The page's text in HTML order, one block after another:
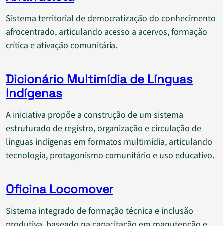
Sistema territorial de democratização do conhecimento
afrocentrado, articulando acesso a acervos, formação
crítica e ativação comunitária.
Dicionário Multimídia de Línguas
Indígenas
A iniciativa propõe a construção de um sistema
estruturado de registro, organização e circulação de
línguas indígenas em formatos multimídia, articulando
tecnologia, protagonismo comunitário e uso educativo.
Oficina Locomover
Sistema integrado de formação técnica e inclusão